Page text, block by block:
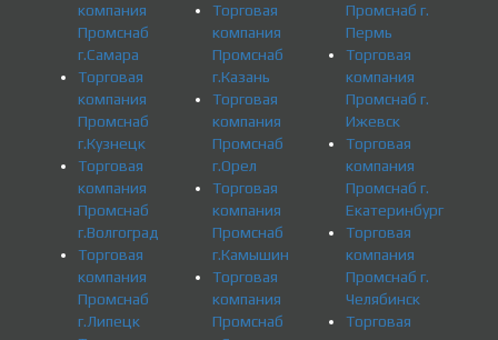
компания
Промснаб
г.Самара
Торговая
компания
Промснаб
г.Кузнецк
Торговая
компания
Промснаб
г.Волгоград
Торговая
компания
Промснаб
г.Липецк
Торговая
компания
Промснаб
г.Казань
Торговая
компания
Промснаб
г.Орел
Торговая
компания
Промснаб
г.Камышин
Торговая
компания
Промснаб
Промснаб г.
Пермь
Торговая
компания
Промснаб г.
Ижевск
Торговая
компания
Промснаб г.
Екатеринбург
Торговая
компания
Промснаб г.
Челябинск
Торговая